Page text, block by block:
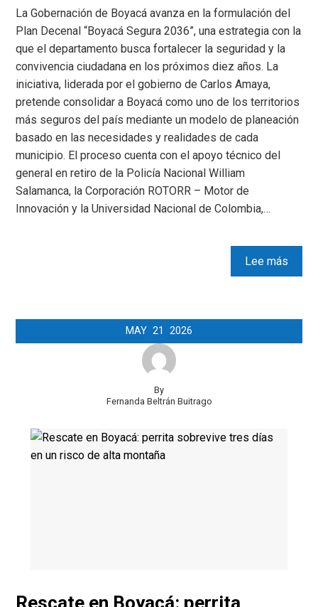
La Gobernación de Boyacá avanza en la formulación del
Plan Decenal “Boyacá Segura 2036”, una estrategia con la
que el departamento busca fortalecer la seguridad y la
convivencia ciudadana en los próximos diez años. La
iniciativa, liderada por el gobierno de Carlos Amaya,
pretende consolidar a Boyacá como uno de los territorios
más seguros del país mediante un modelo de planeación
basado en las necesidades y realidades de cada
municipio. El proceso cuenta con el apoyo técnico del
general en retiro de la Policía Nacional William
Salamanca, la Corporación ROTORR – Motor de
Innovación y la Universidad Nacional de Colombia,…
Lee más
MAY 21 2026
By
Fernanda Beltrán Buitrago